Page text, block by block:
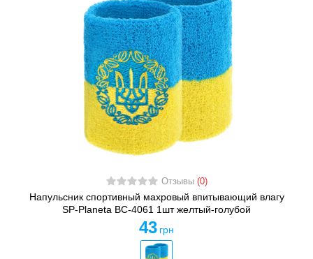
Отзывы (0)
Напульсник спортивный махровый впитывающий влагу
SP-Planeta BC-4061 1шт желтый-голубой
43 грн